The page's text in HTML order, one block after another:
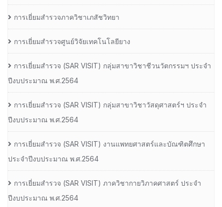
การเยี่ยมสำรวจภาควิชาเภสัชวิทยา
การเยี่ยมสำรวจศูนย์วิจัยเทคโนโลยียาง
การเยี่ยมสํารวจ (SAR VISIT) กลุ่มสาขาวิชาชีวนวัตกรรมฯ ประจํา
ปีงบประมาณ พ.ศ.2564
การเยี่ยมสํารวจ (SAR VISIT) กลุ่มสาขาวิชาวัสดุศาสตร์ฯ ประจํา
ปีงบประมาณ พ.ศ.2564
การเยี่ยมสํารวจ (SAR VISIT) งานแพทยศาสตร์และบัณฑิตศึกษา
ประจําปีงบประมาณ พ.ศ.2564
การเยี่ยมสํารวจ (SAR VISIT) ภาควิชากายวิภาคศาสตร์ ประจํา
ปีงบประมาณ พ.ศ.2564